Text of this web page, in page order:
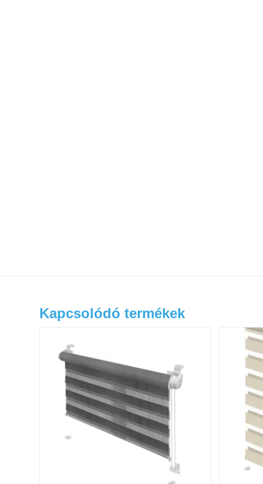
Kapcsolódó termékek